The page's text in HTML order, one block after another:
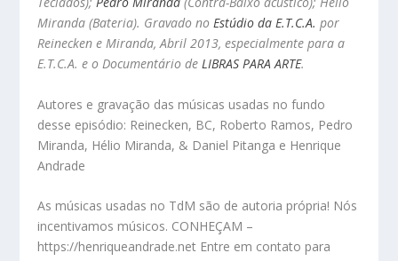
Miranda (Bateria). Gravado noEstúdio da E.T.C.A. por
Reinecken e Miranda, Abril 2013, especialmente para a
E.T.C.A. e o Documentário deLIBRAS PARA ARTE.
Autores e gravação das músicas usadas no fundo
desse episódio: Reinecken, BC, Roberto Ramos, Pedro
Miranda, Hélio Miranda, & Daniel Pitanga e Henrique
Andrade
As músicas usadas no TdM são de autoria própria! Nós
incentivamos músicos. CONHEÇAM –
https://henriqueandrade.net Entre em contato para